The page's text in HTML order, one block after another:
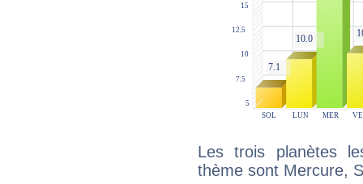
Les trois planètes
thème sont Mercure,